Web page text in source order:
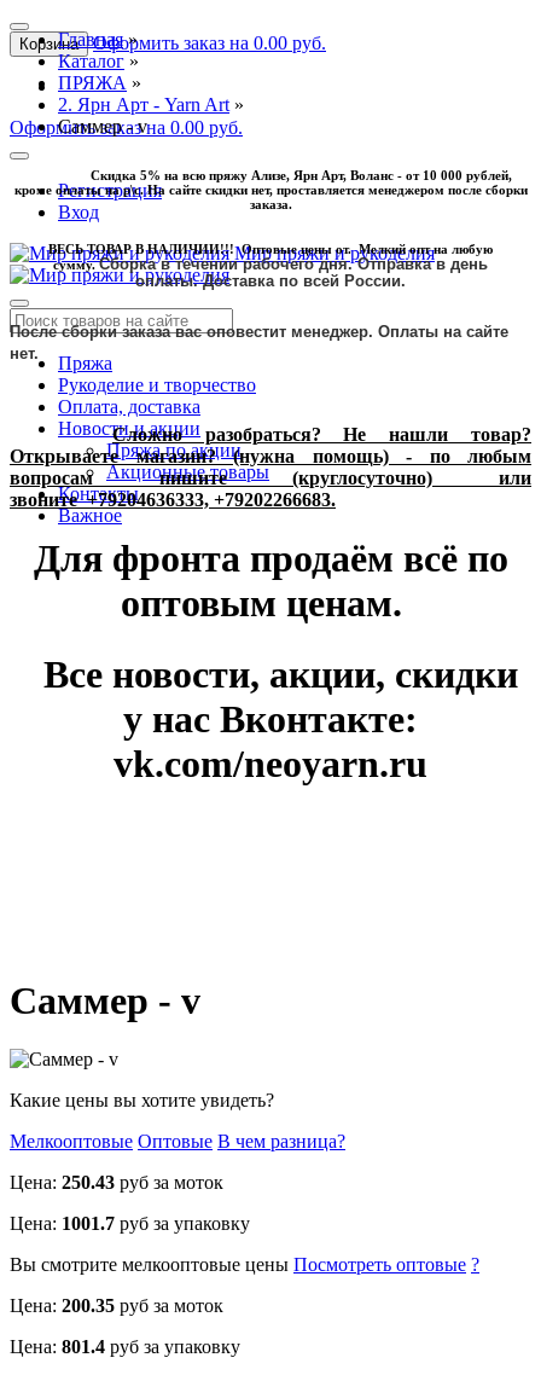
Корзина Оформить заказ на 0.00 руб.
Оформить заказ на 0.00 руб.
Регистрация
Вход
Мир пряжи и рукоделия
Пряжа
Рукоделие и творчество
Оплата, доставка
Новости и акции
Пряжа по акции
Акционные товары
Контакты
Важное
Главная »
Каталог »
ПРЯЖА »
2. Ярн Арт - Yarn Art »
Саммер - v
Скидка 5% на всю пряжу Ализе, Ярн Арт, Воланс - от 10 000 рублей,
кроме оплаты на р\с. На сайте скидки нет, проставляется менеджером после сборки
заказа.
ВЕСЬ ТОВАР В НАЛИЧИИ!!! Оптовые цены от. Мелкий опт на любую
сумму.Сборка в течении рабочего дня. Отправка в день
оплаты.Доставка по всей России.
После сборки заказа вас оповестит менеджер. Оплаты на сайте
нет.
Сложно разобраться? Не нашли товар?
Открываете магазин? (нужна помощь) - по любым
вопросам пишите (круглосуточно) или
звоните+79204636333, +79202266683.
Для фронта продаём всё по
оптовым ценам.
Все новости, акции, скидки
у нас Вконтакте:
vk.com/neoyarn.ru
Саммер - v
Какие цены вы хотите увидеть?
Мелкооптовые Оптовые В чем разница?
Цена: 250.43 руб за моток
Цена: 1001.7 руб за упаковку
Вы смотрите мелкооптовые цены Посмотреть оптовые ?
Цена: 200.35 руб за моток
Цена: 801.4 руб за упаковку